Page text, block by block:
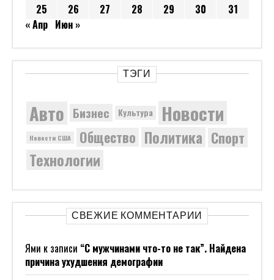
25
26 27 28 29 30
31
« Апр Июн »
ТЭГИ
Авто Бизнес Культура Новости
Новости США Общество Политика Спорт
Технологии
СВЕЖИЕ КОММЕНТАРИИ
Ями к записи “С мужчинами что-то не так”. Найдена
причина ухудшения демографии